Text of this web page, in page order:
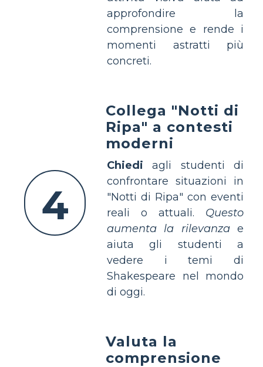
approfondire la
comprensione e rende i
momenti astratti più
concreti.
4
Collega "Notti di
Ripa" a contesti
moderni
Chiedi agli studenti di
confrontare situazioni in
"Notti di Ripa" con eventi
reali o attuali. Questo
aumenta la rilevanzae
aiuta gli studenti a
vedere i temi di
Shakespeare nel mondo
di oggi.
Valuta la
comprensione